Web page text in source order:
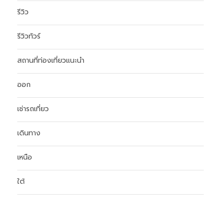
รีวิว
รีวิวทัวร์
สถานที่ท่องเที่ยวแนะนำ
ออก
เช่ารถเที่ยว
เดินทาง
เหนือ
ใต้